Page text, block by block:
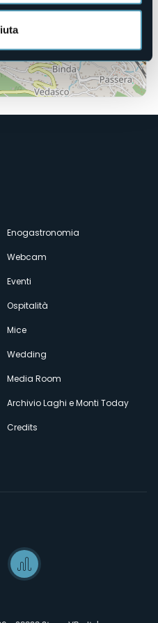
Enogastronomia
Webcam
Eventi
Ospitalità
Mice
Wedding
Media Room
Archivio Laghi e Monti Today
Credits